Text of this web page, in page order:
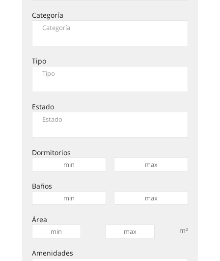
Categoría
Tipo
Estado
Dormitorios
Baños
Área
m²
Amenidades